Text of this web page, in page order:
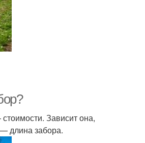
Зависит она,
длина забора.